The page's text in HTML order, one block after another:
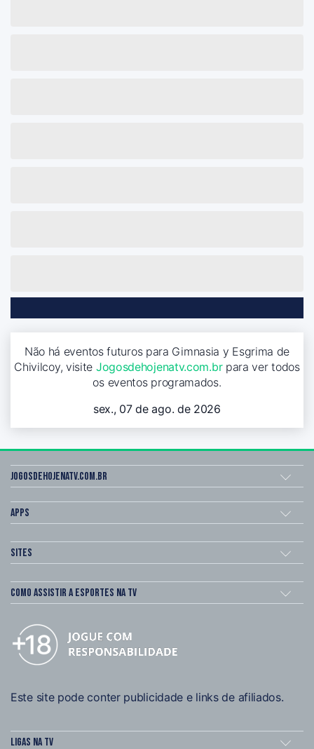
Não há eventos futuros para Gimnasia y Esgrima de
Chivilcoy, visite Jogosdehojenatv.com.brpara ver todos
os eventos programados.
sex., 07 de ago. de 2026
Jogosdehojenatv.com.br
Apps
Sites
Como assistir a esportes na TV
Este site pode conter publicidade e links de afiliados.
Ligas na TV